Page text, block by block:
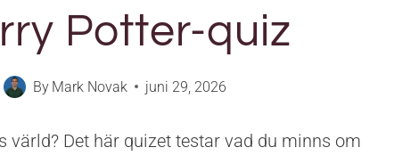
Potter-quiz
By Mark Novak juni 29, 2026
värld? Det här quizet testar vad du minns om